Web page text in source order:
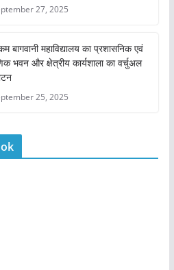
27, 2025
बागवानी महाविद्यालय का प्रशासनिक एवं
भवन और क्षेत्रीय कार्यशाला का वर्चुअल
25, 2025